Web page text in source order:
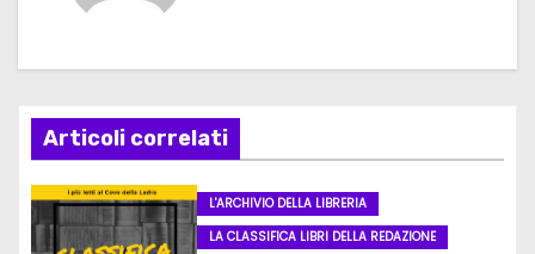
a
z
i
o
Articoli correlati
L'ARCHIVIO DELLA LIBRERIA
LA CLASSIFICA LIBRI DELLA REDAZIONE